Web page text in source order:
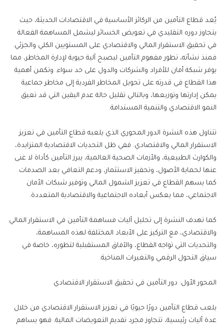
يُعد قطاع التأمين من الركائز الأساسية في الاقتصادات الحديثة، حيث
يتجاوز دوره التقليدي في تعويض الخسائر ليشمل المساهمة الفعالة
في تحقيق الاستقرار المالي والاقتصادي على المستويين الكلي والجزئي.
فمنذ نشأته، تطور مفهوم التأمين ليصبح آلية حيوية لإدارة المخاطر، مما
يوفر شبكة أمان للأفراد والشركات والدول على حد سواء. وتكمن أهمية
هذا القطاع في قدرته على تحويل المخاطر الفردية إلى مخاطرجماعية
يمكن إدارتها وتوزيعها، وبالتالي تقليل حالة عدم اليقين التي قد تعيق
النمو الاقتصادي والتنمية المستدامة.
تتناول هذه النشرة الدور المحوري الذي يلعبه قطاع التأمين في تعزيز
الاستقرار المالي والاقتصادي. ففي ظل التحديات الاقتصادية المتزايدة،
والكوارث الطبيعية، والأزمات الصحية العالمية، يبرز التأمين كأداة لا غنى
عنها لحماية الأصول، وتحفيز الاستثمار، ودعم التعافي بعد الصدمات.
كما يسهم القطاع في تعزيز الشمول المالي وتوفير شبكات الأمان
الاجتماعي، مما يعكس أبعاده الاجتماعية والاقتصادية المتعددة.
كما تهدف النشرة إلى تحليل آليات مساهمة التأمين في الاستقرار المالي
والاقتصادي، مع التركيز على الأبعاد المختلفة لهذه المساهمة،
والتحديات التي تواجه القطاع، والآفاق المستقبلية لتطوره، خاصة في
سياق التحول الرقمي والتغيرات المناخية.
المحور الأول: دور التأمين في تحقيق الاستقرار الاقتصادي
يلعب قطاع التأمين دورًا حيويًا في تعزيز الاستقرار الاقتصادي من خلال
عدة آليات رئيسية، تتجاوز مجرد تقديم التعويضات المالية. فهو يساهم